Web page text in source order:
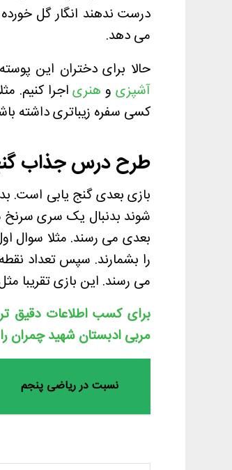
درست ندهند انگار گل
می دهد.
حالا برای دختران این
آشپزی و هنریاجرا کنیم.
کسی سفره زیباتری داشته
طرح درس جذاب گنج
بازی بعدی گنج یابی است.
شوند بدنبال یک سری سرنخ
بعدی می رسند. مثلا سوال
را بشمارند. سپس تعداد
می رسند‌. این بازی تقریبا
برای کسب اطلاعات دقیق
مربی ادبستان شهید چمران
نسبت در ریاضی پنجم